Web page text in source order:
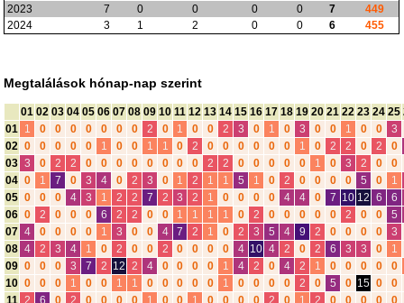
2023
7 0 0 0 0 7
449
2024
3 1 2 0 0 6 455
Megtalálások hónap-nap szerint
01 02 03 04 05 06 07 08 09 10 11 12 13 14 15 16 17 18 19 20 21 22 23 24 25
01 1 0 0 0 0 0 0 0 2 0 1 0 0 2 3 0 1 0 3 0 0 1 0 0
3
02 0 0 0 0 0 1 0 0 1 1 0 2 0 0 0 0 0 0 1 0 2 2 0 2
0
03 3 0 2 2 0 0 0 0 0 0 0 0 2 2 0 0 0 0 0 1 0 3 2 0
0
04 0 1 7 0 3 4 0 2 3 0 1 2 1 1 5 1 0 2 0 0 0 0 5 0
1
05 0 0 0 4 3 1 2 2 7 2 3 2 1 0 0 0 0 4 4 0 7 10 12 6
6
06 0 2 0 0 0 6 2 2 0 0 1 1 1 1 0 2 0 0 0 0 0 2 0 0
5
07 4 0 0 0 0 1 3 0 0 4 7 2 1 0 2 3 5 4 9 2 0 0 0 0
3
08 4 2 3 4 1 0 2 0 0 2 0 0 0 0 4 10 4 2 0 2 6 3 3 0
1
09 0 0 0 3 7 2 12 2 4 0 0 0 0 1 4 2 0 4 2 1 0 0 0 0
0
10 0 0 0 1 0 0 1 1 0 0 0 0 0 1 0 0 0 0 2 0 5 0 15 0
0
11 2 6 0 2 0 0 0 0 1 0 0 1 0 0 0 0 2 0 1 2 0 0 0 0
0